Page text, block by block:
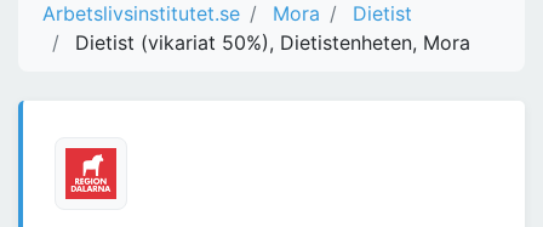
Arbetslivsinstitutet.se Mora
Dietist
Dietist (vikariat 50%), Dietistenheten, Mora